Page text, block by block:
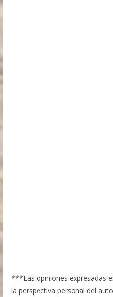
***Las opiniones expresadas
la perspectiva personal del